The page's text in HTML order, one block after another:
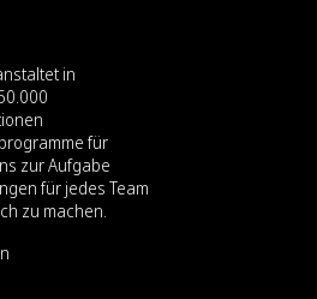
in
für
zur Aufgabe
für jedes Team
zu machen.